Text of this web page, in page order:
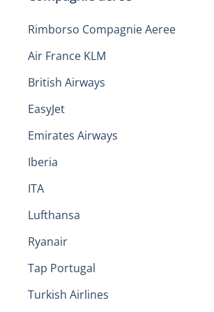
Rimborso Compagnie Aeree
Air France KLM
British Airways
EasyJet
Emirates Airways
Iberia
ITA
Lufthansa
Ryanair
Tap Portugal
Turkish Airlines